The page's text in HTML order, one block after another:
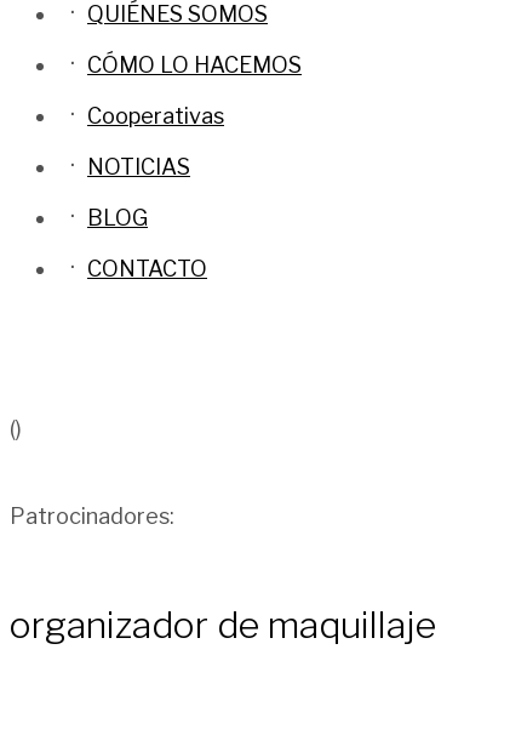
QUIÉNES SOMOS
CÓMO LO HACEMOS
Cooperativas
NOTICIAS
BLOG
CONTACTO
()
Patrocinadores:
organizador de maquillaje